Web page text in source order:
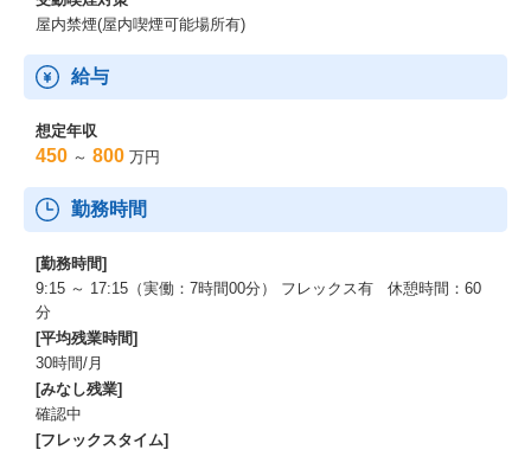
屋内禁煙(屋内喫煙可能場所有)
給与
想定年収
450 ～ 800 万円
勤務時間
[勤務時間]
9:15 ～ 17:15（実働：7時間00分） フレックス有 休憩時間：60
分
[平均残業時間]
30時間/月
[みなし残業]
確認中
[フレックスタイム]